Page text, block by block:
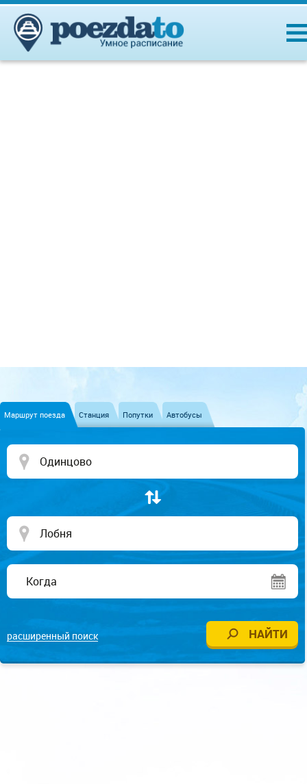
Маршрут поезда Станция Попутки Автобусы
расширенный поиск